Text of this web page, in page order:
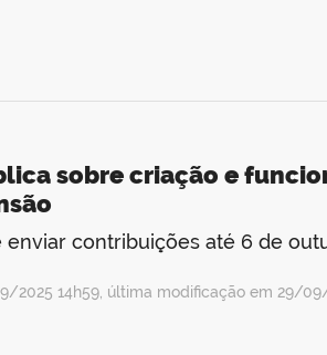
sobre criação e
contribuições até 6 de
2025 14h59, última modificação em 29/